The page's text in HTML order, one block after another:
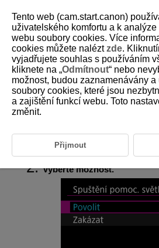
D292-101
Spuštění pomocného
Můžete povolit nebo zakázat spuštění
z videokamery nebo blesku Speedlite.
Vyberte možnost [
Vyberte možnost.
Tento web (cam.start.canon)
uživatelského komfortu a k
webu soubory cookies. Více
cookies můžete naléztzde.
vyjadřujete souhlas s používáním
kliknete na „Odmítnout“ nebo
možnost, budou zaznamenávány
soubory cookies, které jsou
a zajištění funkcí webu. Toto
změnit.
Přijmout